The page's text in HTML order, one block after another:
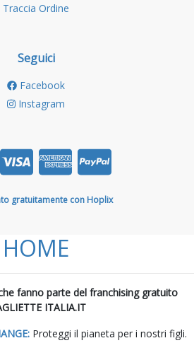
Traccia Ordine
Seguici
Facebook
Instagram
gratuitamente con Hoplix
HOME
fanno parte del franchising gratuito
ITALIA.IT
Proteggi il pianeta per i nostri figli.